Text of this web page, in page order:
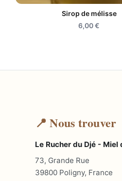
Sirop de mélisse
6,00€
📍 Nous trouver
Le Rucher du Djé - Miel
73, Grande Rue
39800 Poligny, France